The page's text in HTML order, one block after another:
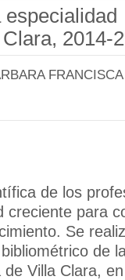
2014-
de los
creciente para
Se
de
Villa Clara,